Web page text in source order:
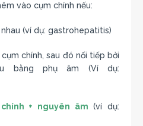
vào cụm chính nếu:
(ví dụ: gastrohepatitis)
chính, sau đó nối tiếp bởi
bằng phụ âm (Ví dụ:
+ nguyên âm (ví dụ: